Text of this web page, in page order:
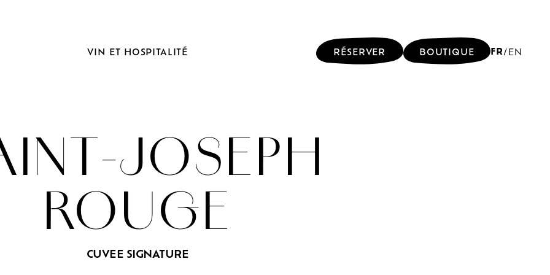
VIN ET HOSPITALITÉ RÉSERVER BOUTIQUE FR/EN
RÉSERVER
BOUTIQUE
JOSEPH
ROUGE
CUVEE SIGNATURE